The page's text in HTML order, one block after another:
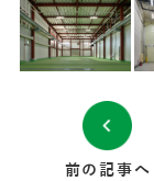
前の記事へ